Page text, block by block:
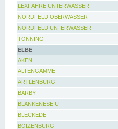
LEXFÄHRE UNTERWASSER
NORDFELD OBERWASSER
NORDFELD UNTERWASSER
TÖNNING
ELBE
AKEN
ALTENGAMME
ARTLENBURG
BARBY
BLANKENESE UF
BLECKEDE
BOIZENBURG